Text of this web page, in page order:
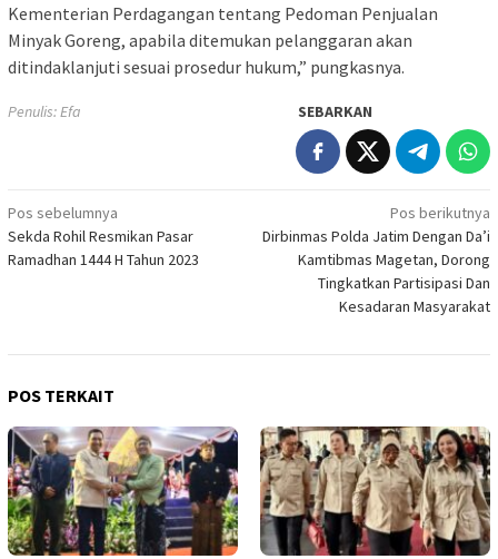
Kementerian Perdagangan tentang Pedoman Penjualan
Minyak Goreng, apabila ditemukan pelanggaran akan
ditindaklanjuti sesuai prosedur hukum,” pungkasnya.
Penulis: Efa SEBARKAN
Navigasi
pos
Pos sebelumnya
Sekda Rohil Resmikan Pasar
Ramadhan 1444 H Tahun 2023
Pos berikutnya
Dirbinmas Polda Jatim Dengan Da’i
Kamtibmas Magetan, Dorong
Tingkatkan Partisipasi Dan
Kesadaran Masyarakat
POS TERKAIT